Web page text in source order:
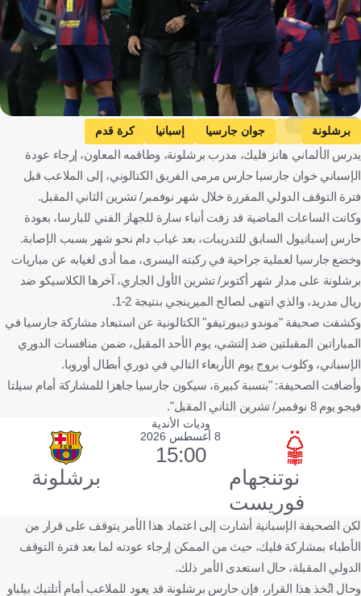
Getty Images
برشلونة جوان جارسيا إسبانيا كرة قدم
يدرس الألماني هانز فليك، مدرب برشلونة، وطاقمه المعاون، إرجاء عودة
الإسباني خوان جارسيا حارس مرمى الفريق الكتالوني، إلى الملاعب قبل
فترة التوقف الدولي المقررة خلال شهر نوفمبر/ تشرين الثاني المقبل.
وكانت الساعات الماضية قد زفت أنباء سارة للجهاز الفني للبارسا، بعودة
حارس إسبانيول السابق للتدريبات، بعد غياب دام نحو شهر بسبب الإصابة.
وخضع جارسيا لعملية جراحية في ركبته اليسرى، مما أدى لغيابه عن مباريات
برشلونة على مدار شهر أكتوبر/ تشرين الأول الجاري، آخرها الكلاسيكو ضد
ريال مدريد، والذي انتهى لصالح الميرينجي بنتيجة 2-1.
وكشفت صحيفة "موندو ديبورتيفو" الكتالونية عن استبعاد مشاركة جارسيا في
المباراتين المقبلتين ضد إلتشي، يوم الأحد المقبل، ضمن منافسات الدوري
الإسباني، وكلوب بروج يوم الأربعاء التالي في دوري أبطال أوروبا.
وأضافت الصحيفة: "بنسبة كبيرة، سيكون جارسيا جاهزا للمشاركة أمام سيلتا
فيجو يوم 8 نوفمبر/ تشرين الثاني المقبل".
وديات الأندية
نوتنجهام
فوريست
8 أغسطس 2026
15:00
برشلونة
لكن الصحيفة الإسبانية أشارت إلى اعتماد هذا الأمر يتوقف على قرار من
الأطباء بمشاركة فليك، حيث من الممكن إرجاء عودته لما بعد فترة التوقف
الدولي المقبلة، حال استعدى الأمر ذلك.
وحال اتُخذ هذا القرار، فإن حارس برشلونة قد يعود للملاعب أمام أتلتيك بيلباو